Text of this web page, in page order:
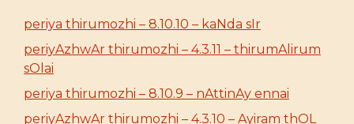
periya thirumozhi – 8.10.10 – kaNda sIr
periyAzhwAr thirumozhi – 4.3.11 – thirumAlirum
sOlai
periya thirumozhi – 8.10.9 – nAttinAy ennai
periyAzhwAr thirumozhi – 4.3.10 – Ayiram thOL